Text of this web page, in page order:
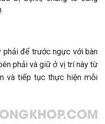
phải để trước ngực với bàn
phải và giữ ở vị trí này từ
và tiếp tục thực hiện mỗi